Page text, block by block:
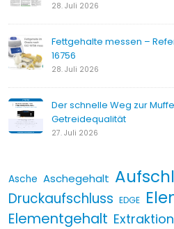
28. Juli 2026
Fettgehalte messen –
16756
28. Juli 2026
Der schnelle Weg zur
Getreidequalität
27. Juli 2026
Asche Aschegehalt
Druckaufschluss EDGE
Elementgehalt Extraktion